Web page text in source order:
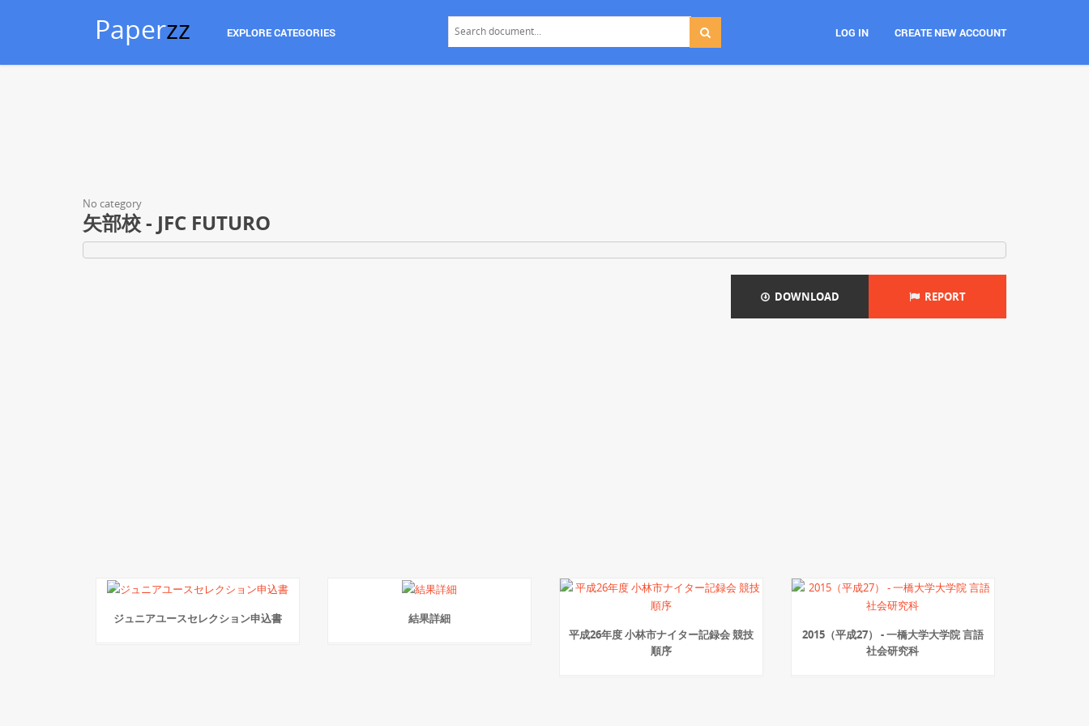
Paperzz EXPLORE CATEGORIES LOG IN CREATE NEW ACCOUNT
No category
矢部校 - JFC FUTURO
DOWNLOAD REPORT
ジュニアユースセレクション申込書
結果詳細
平成26年度 小林市ナイター記録会 競技
順序
2015（平成27） - 一橋大学大学院 言語
社会研究科